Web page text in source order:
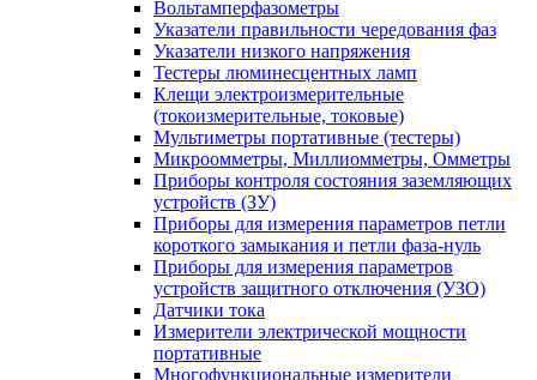
Вольтамперфазометры
Указатели правильности чередования фаз
Указатели низкого напряжения
Тестеры люминесцентных ламп
Клещи электроизмерительные
(токоизмерительные, токовые)
Мультиметры портативные (тестеры)
Микроомметры, Миллиомметры, Омметры
Приборы контроля состояния заземляющих
устройств (ЗУ)
Приборы для измерения параметров петли
короткого замыкания и петли фаза-нуль
Приборы для измерения параметров
устройств защитного отключения (УЗО)
Датчики тока
Измерители электрической мощности
портативные
Многофункциональные измерители